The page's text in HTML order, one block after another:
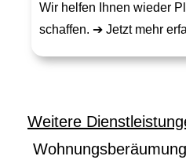
Wir helfen Ihnen wieder
schaffen. ➔ Jetzt mehr
Weitere